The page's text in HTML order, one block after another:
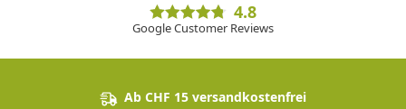
4.8
Google Customer Reviews
Ab CHF 15 versandkostenfrei